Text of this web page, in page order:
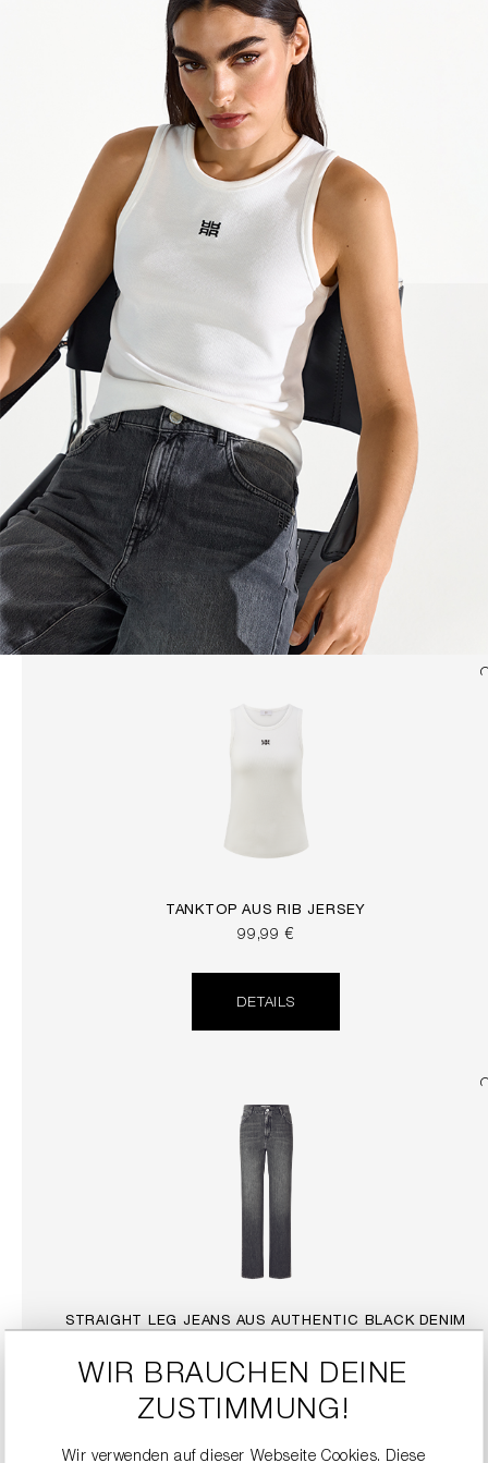
TANKTOP AUS RIB JERSEY
99,99 €
DETAILS
STRAIGHT LEG JEANS AUS AUTHENTIC BLACK DENIM
DETAILS
WIR BRAUCHEN DEINE
ZUSTIMMUNG!
Wir verwenden auf dieser Webseite Cookies. Diese